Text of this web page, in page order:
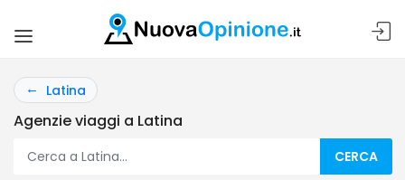
Latina
Agenzie viaggi a Latina
CERCA